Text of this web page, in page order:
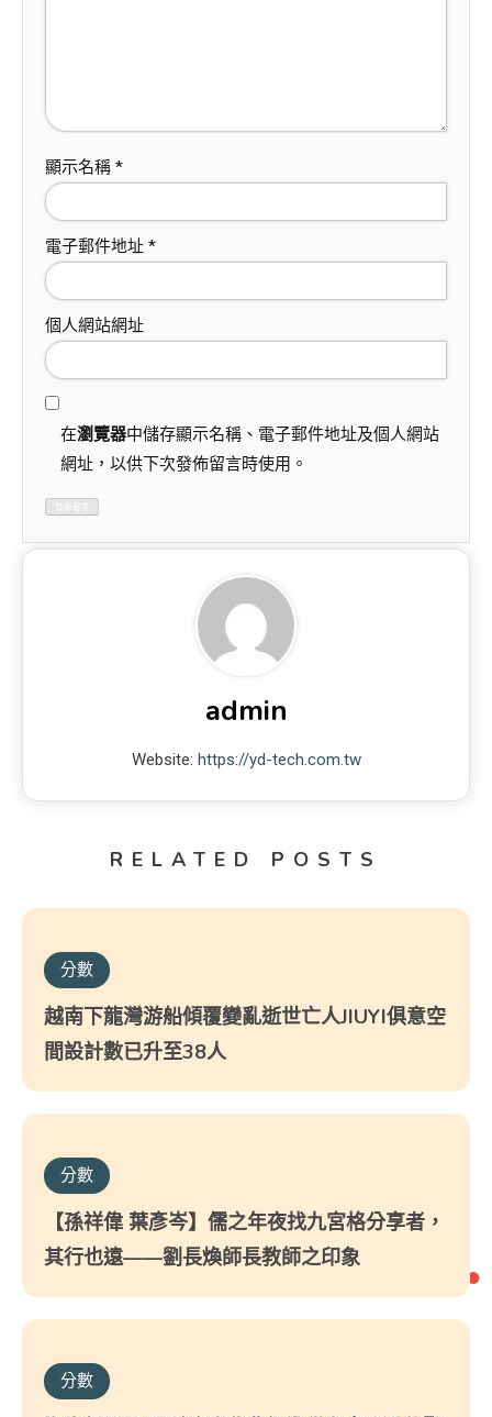
顯示名稱 *
電子郵件地址 *
個人網站網址
在瀏覽器中儲存顯示名稱、電子郵件地址及個人網站
網址，以供下次發佈留言時使用。
admin
Website: https://yd-tech.com.tw
RELATED POSTS
分數
越南下龍灣游船傾覆變亂逝世亡人JIUYI俱意空
間設計數已升至38人
分數
【孫祥偉 葉彥岑】儒之年夜找九宮格分享者，
其行也遠——劉長煥師長教師之印象
分數